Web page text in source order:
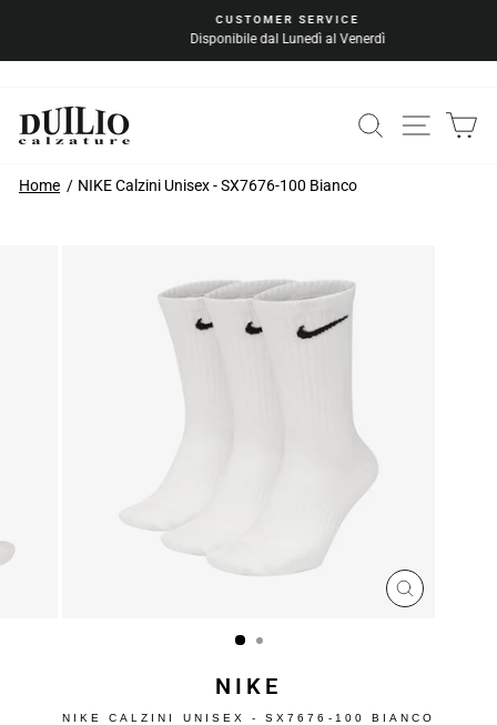
contenuto
Metti
CUSTOMER SERVICE
Disponibile dal Lunedì al Venerdì
CERCA
Home NIKE Calzini Unisex - SX7676-100 Bianco
CHIUDI
NIKE
NIKE CALZINI UNISEX - SX7676-100 BIANCO